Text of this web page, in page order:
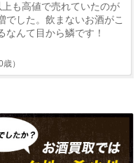
も高値で売れていたのが
でした。飲まないお酒がこ
なんて目から鱗です！
）